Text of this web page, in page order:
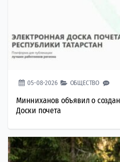
05-08-2026 ОБЩЕСТВО
Минниханов объявил о
Доски почета